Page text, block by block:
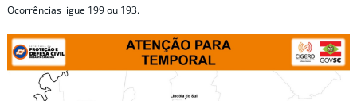
Ocorrências ligue 199 ou 193.